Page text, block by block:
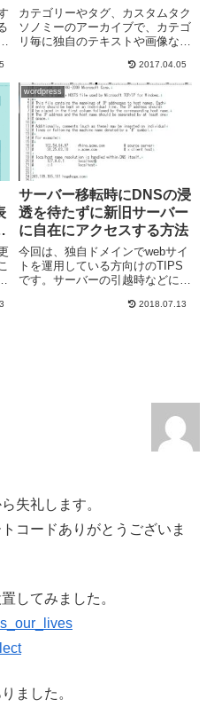
法
カテゴリーやタグ、カスタムタク
ソノミーのアーカイブで、カテゴ
リ毎に独自のテキストや画像など
ゴリページにカスタムフィールド
を作成する方法を解説していきま
す。function.phpに直接、記入し
ていく方法もありま...
2017.04.05
wordpress
サーバー移転時にDNSの浸
透を待たずに新旧サーバー
に自在にアクセスする方法
今回は、独自ドメインでwebサイ
トを運用している方向けのTIPS
です。サーバーの引越時などに、
たけれど、DNSの浸透がなかな
2018.07.13
失礼します。
コードありがとうございま
してみました。
ました。